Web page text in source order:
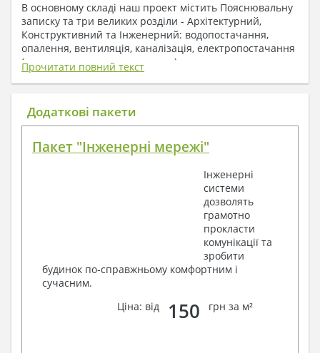
В основному складі наш проект містить Пояснювальну
записку та три великих розділи - Архітектурний,
Конструктивний та Інженерний: водопостачання,
опалення, вентиляція, каналізація, електропостачання
( купується за додаткову плату ).
1. До складу Архітектурного розділу
входять:
План покрівлі
Фасади з даними зовнішніх оздоблень
Елементи прорізів – специфікація
Дані перемичок – перетин та специфікація
Обсяги основних будівельних матеріалів
Архітектурні вузли в конструкціях
2. До складу Конструктивного розділу
входять:
Загальні дані по проекту
Прочитати повний текст
Додаткові пакети
Пакет "Інженерні мережі"
Інженерні
системи
дозволять
грамотно
прокласти
комунікації та
зробити
будинок по-справжньому комфортним і
сучасним.
Ціна: від
150 грн за м²